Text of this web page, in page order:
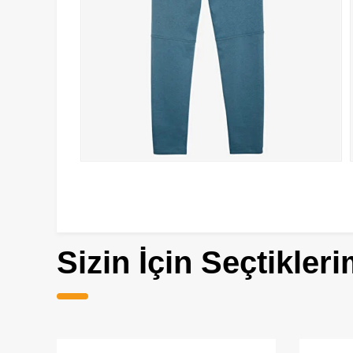
Sizin İçin